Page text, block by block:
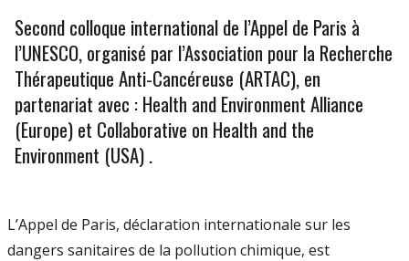
Second colloque international de l’Appel de Paris à
l’UNESCO, organisé par l’Association pour la Recherche
Thérapeutique Anti-Cancéreuse (ARTAC), en
partenariat avec : Health and Environment Alliance
(Europe) et Collaborative on Health and the
Environment (USA) .
L’Appel de Paris, déclaration internationale sur les
dangers sanitaires de la pollution chimique, est